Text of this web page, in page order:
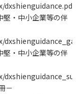
堅・中小企業等の伴
堅・中小企業等の伴
－